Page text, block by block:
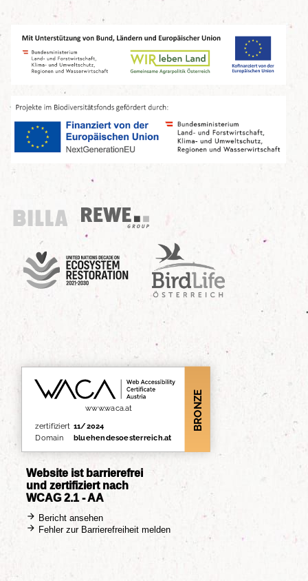
Billa
REWE Group
UN Decade
Birdlife